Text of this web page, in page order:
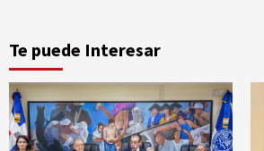
Te puede Interesar